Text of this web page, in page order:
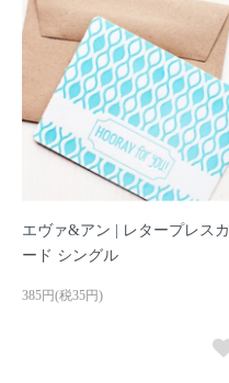
エヴァ&アン | レタープレスカ
ード シングル
385円(税35円)